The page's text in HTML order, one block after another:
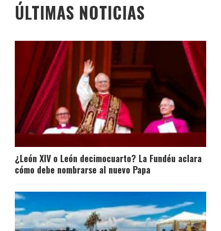
ÚLTIMAS NOTICIAS
¿León XIV o León decimocuarto? La Fundéu aclara
cómo debe nombrarse al nuevo Papa